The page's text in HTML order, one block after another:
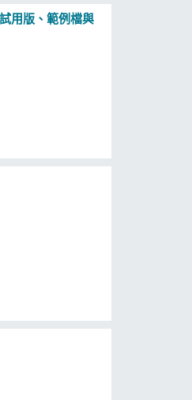
用版、範例檔與